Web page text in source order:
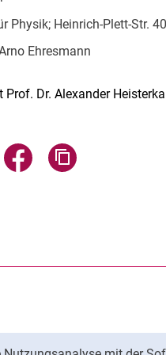
Physik; Heinrich-Plett-Str.
Ehresmann
Dr. Alexander
E-Mail teilen
über WhatsApp teilen
Seite über Facebook